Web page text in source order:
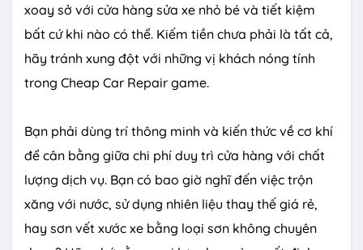
xoay sở với cửa hàng sửa xe nhỏ bé và tiết kiệm
bất cứ khi nào có thể. Kiếm tiền chưa phải là tất cả,
hãy tránh xung đột với những vị khách nóng tính
trong Cheap Car Repair game.
Bạn phải dùng trí thông minh và kiến thức về cơ khí
để cân bằng giữa chi phí duy trì cửa hàng với chất
lượng dịch vụ. Bạn có bao giờ nghĩ đến việc trộn
xăng với nước, sử dụng nhiên liệu thay thế giá rẻ,
hay sơn vết xước xe bằng loại sơn không chuyên